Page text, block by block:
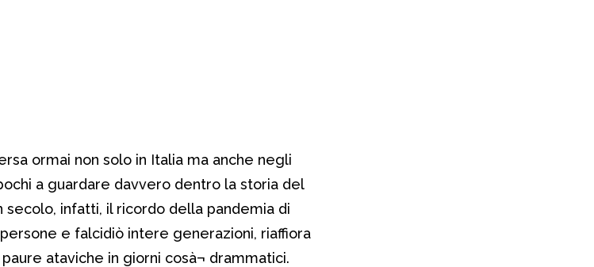
ormai non solo in Italia ma anche negli
a guardare davvero dentro la storia del
secolo, infatti, il ricordo della pandemia di
e falcidiò intere generazioni, riaffiora
ataviche in giorni cosà¬ drammatici.